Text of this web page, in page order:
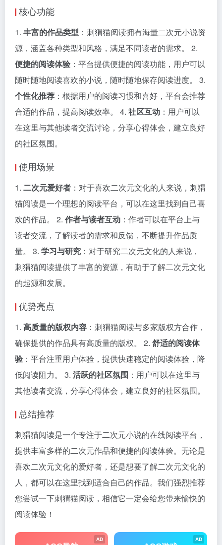
核心功能
1. 丰富的作品类型 ：刺猬猫阅读拥有海量二次元小说资
源，涵盖各种类型和风格，满足不同读者的需求。 2.
便捷的阅读体验 ：平台提供便捷的阅读功能，用户可以
随时随地阅读喜欢的小说，随时随地保存阅读进度。 3.
个性化推荐 ：根据用户的阅读习惯和喜好，平台会推荐
合适的作品，提高阅读效率。 4. 社区互动 ：用户可以
在这里与其他读者交流讨论，分享心得体会，建立良好
的社区氛围。
使用场景
1. 二次元爱好者 ：对于喜欢二次元文化的人来说，刺猬
猫阅读是一个理想的阅读平台，可以在这里找到自己喜
欢的作品。 2. 作者与读者互动 ：作者可以在平台上与
读者交流，了解读者的需求和反馈，不断提升作品质
量。 3. 学习与研究 ：对于研究二次元文化的人来说，
刺猬猫阅读提供了丰富的资源，有助于了解二次元文化
的起源和发展。
优势亮点
1. 高质量的版权内容 ：刺猬猫阅读与多家版权方合作，
确保提供的作品具有高质量的版权。 2. 舒适的阅读体
验 ：平台注重用户体验，提供快速稳定的阅读体验，降
低阅读阻力。 3. 活跃的社区氛围 ：用户可以在这里与
其他读者交流，分享心得体会，建立良好的社区氛围。
总结推荐
刺猬猫阅读是一个专注于二次元小说的在线阅读平台，
提供丰富多样的二次元作品和便捷的阅读体验。无论是
喜欢二次元文化的爱好者，还是想要了解二次元文化的
人，都可以在这里找到适合自己的作品。我们强烈推荐
您尝试一下刺猬猫阅读，相信它一定会给您带来愉快的
阅读体验！
AD AD